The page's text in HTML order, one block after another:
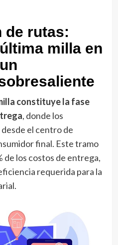
de rutas:
milla en
constituye la fase
, donde los
el centro de
final. Este tramo
de los costos de entrega,
requerida para la